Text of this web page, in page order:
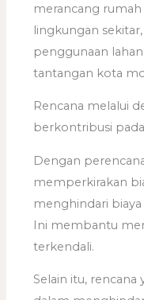
merancang rumah
lingkungan
penggunaan
tantangan kota
Rencana melalui
berkontribusi
Dengan
memperkirakan
menghindari
Ini membantu
terkendali.
Selain itu,